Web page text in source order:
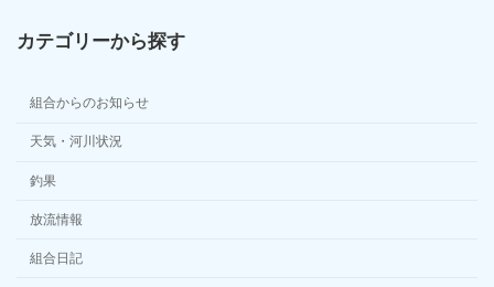
カテゴリーから探す
組合からのお知らせ
天気・河川状況
釣果
放流情報
組合日記